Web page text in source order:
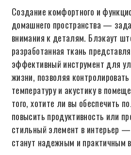
Создание комфортного и
домашнего пространства —
внимания к деталям. Блэкаут
разработанная ткань
эффективный инструмент для
жизни, позволяя
температуру и акустику в
того, хотите ли вы обеспечить
повысить продуктивность или
стильный элемент в интерьер
станут надежным и практичным